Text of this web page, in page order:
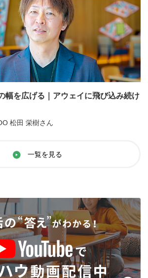
幅を広げる｜アウェイに飛び込み続け
松田 栄樹さん
一覧を見る